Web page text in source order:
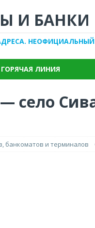
И БАНКИ
ГОРЯЧАЯ ЛИНИЯ
село
банкоматов и терминалов